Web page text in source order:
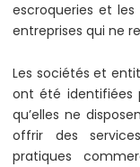
escroqueries et
entreprises qui ne
Les sociétés et
ont été identifiées
qu’elles ne
offrir des
pratiques